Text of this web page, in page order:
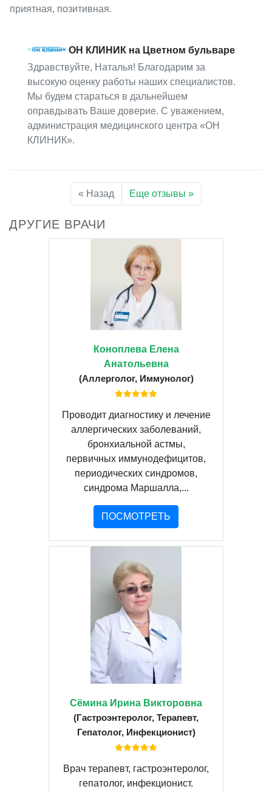
приятная, позитивная.
ОН КЛИНИК на Цветном бульваре
Здравствуйте, Наталья! Благодарим за
высокую оценку работы наших специалистов.
Мы будем стараться в дальнейшем
оправдывать Ваше доверие. С уважением,
администрация медицинского центра «ОН
КЛИНИК».
« Назад Еще отзывы »
ДРУГИЕ ВРАЧИ
Коноплева Елена
Анатольевна
(Аллерголог, Иммунолог)
Проводит диагностику и лечение
аллергических заболеваний,
бронхиальной астмы,
первичных иммунодефицитов,
периодических синдромов,
синдрома Маршалла,...
ПОСМОТРЕТЬ
Сёмина Ирина Викторовна
(Гастроэнтеролог, Терапевт,
Гепатолог, Инфекционист)
Врач терапевт, гастроэнтеролог,
гепатолог, инфекционист.